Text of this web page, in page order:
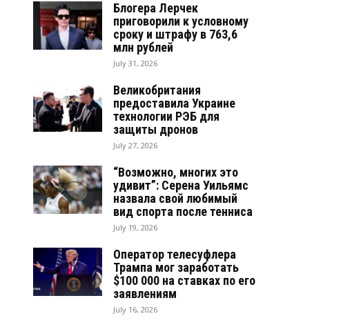
Блогера Лерчек
приговорили к условному
сроку и штрафу в 763,6
млн рублей
July 31, 2026
Великобритания
предоставила Украине
технологии РЭБ для
защиты дронов
July 27, 2026
“Возможно, многих это
удивит”: Серена Уильямс
назвала свой любимый
вид спорта после тенниса
July 19, 2026
Оператор телесуфлера
Трампа мог заработать
$100 000 на ставках по его
заявлениям
July 16, 2026